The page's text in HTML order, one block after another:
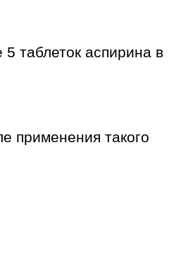
таблеток аспирина в
применения такого